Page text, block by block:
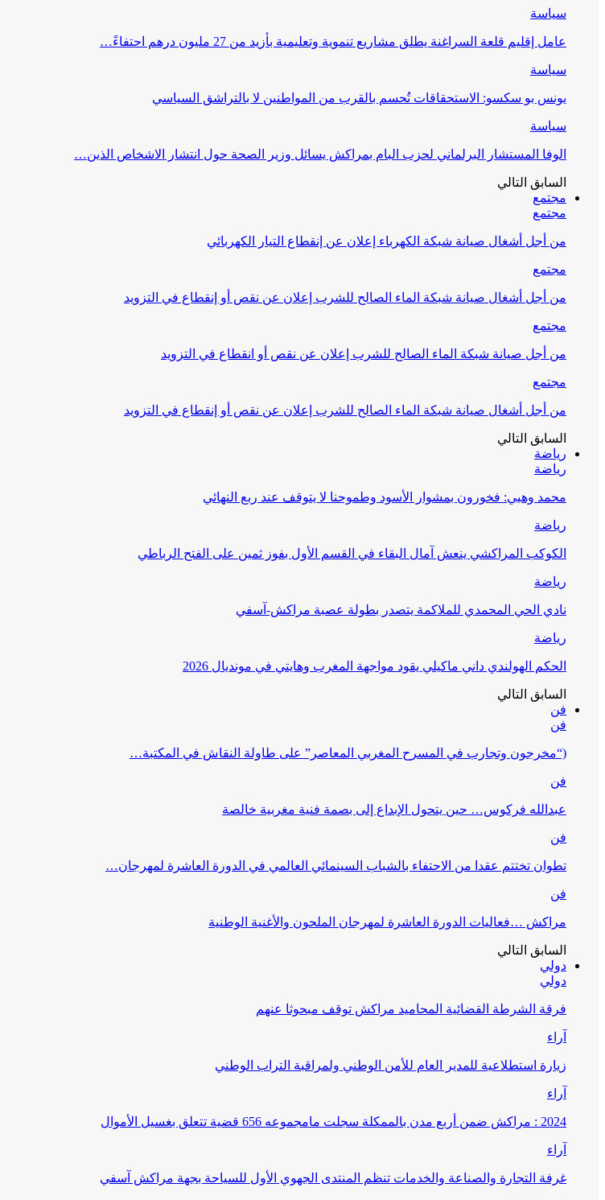
سياسة
عامل إقليم قلعة السراغنة يطلق مشاريع تنموية وتعليمية بأزيد من 27 مليون درهم احتفاءً…
سياسة
يونس بو سكسو: الاستحقاقات تُحسم بالقرب من المواطنين لا بالتراشق السياسي
سياسة
الوفا المستشار البرلماني لحزب البام بمراكش يسائل وزير الصحة حول انتشار الاشخاص الذين…
السابق التالي
مجتمع
مجتمع
من أجل أشغال صيانة شبكة الكهرباء إعلان عن إنقطاع التيار الكهربائي
مجتمع
من أجل أشغال صيانة شبكة الماء الصالح للشرب إعلان عن نقص أو إنقطاع في التزويد
مجتمع
من أجل صيانة شبكة الماء الصالح للشرب إعلان عن نقص أو انقطاع في التزويد
مجتمع
من أجل أشغال صيانة شبكة الماء الصالح للشرب إعلان عن نقص أو إنقطاع في التزويد
السابق التالي
رياضة
رياضة
محمد وهبي: فخورون بمشوار الأسود وطموحنا لا يتوقف عند ربع النهائي
رياضة
الكوكب المراكشي ينعش آمال البقاء في القسم الأول بفوز ثمين على الفتح الرباطي
رياضة
نادي الحي المحمدي للملاكمة يتصدر بطولة عصبة مراكش-آسفي
رياضة
الحكم الهولندي داني ماكيلي يقود مواجهة المغرب وهايتي في مونديال 2026
السابق التالي
فن
فن
(“مخرجون وتجارب في المسرح المغربي المعاصر” على طاولة النقاش في المكتبة…
فن
عبدالله فركوس… حين يتحول الإبداع إلى بصمة فنية مغربية خالصة
فن
تطوان تختتم عقدا من الاحتفاء بالشباب السينمائي العالمي في الدورة العاشرة لمهرجان…
فن
مراكش …فعاليات الدورة العاشرة لمهرجان الملحون والأغنية الوطنية
السابق التالي
دولي
دولي
فرقة الشرطة القضائية المحاميد مراكش توقف مبحوثا عنهم
آراء
زيارة استطلاعية للمدير العام للأمن الوطني ولمراقبة التراب الوطني
آراء
2024 : مراكش ضمن أربع مدن بالممكلة سجلت مامجموعه 656 قضية تتعلق بغسيل الأموال
آراء
غرفة التجارة والصناعة والخدمات تنظم المنتدى الجهوي الأول للسياحة بجهة مراكش آسفي